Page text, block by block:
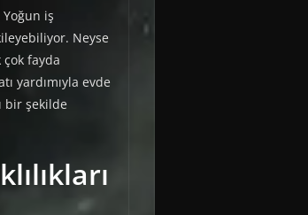
iş
Neyse
fayda
yardımıyla evde
bir şekilde